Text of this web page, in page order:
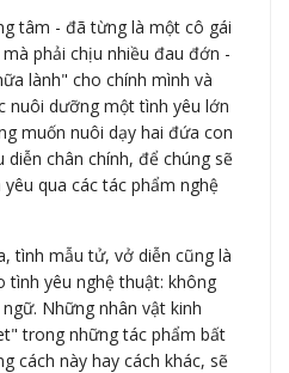
tâm - đã từng là một cô gái
phải chịu nhiều đau đớn -
lành" cho chính mình và
nuôi dưỡng một tình yêu lớn
muốn nuôi dạy hai đứa con
chân chính, để chúng sẽ
qua các tác phẩm nghệ
tình mẫu tử, vở diễn cũng là
tình yêu nghệ thuật: không
Những nhân vật kinh
trong những tác phẩm bất
cách này hay cách khác, sẽ